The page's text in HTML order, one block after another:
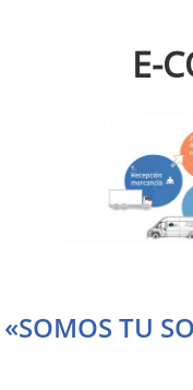
E-
«SOMOS TU